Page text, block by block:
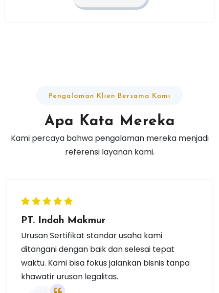
Pengalaman Klien Bersama Kami
Apa Kata Mereka
Kami percaya bahwa pengalaman mereka menjadi
referensi layanan kami.
PT. Indah Makmur
Urusan Sertifikat standar usaha kami
ditangani dengan baik dan selesai tepat
waktu. Kami bisa fokus jalankan bisnis tanpa
khawatir urusan legalitas.